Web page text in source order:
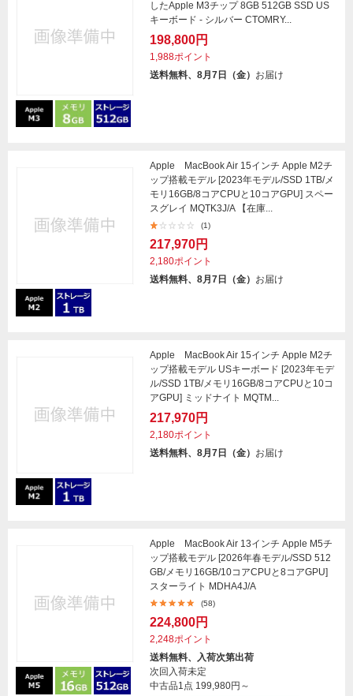
したApple M3チップ 8GB 512GB SSD US
キーボード - シルバー CTOMRY...
198,800円
1,988ポイント
送料無料、8月7日（金） お届け
Apple MacBook Air 15インチ Apple M2チ
ップ搭載モデル [2023年モデル/SSD 1TB/メ
モリ16GB/8コアCPUと10コアGPU] スペー
スグレイ MQTK3J/A 【在庫...
(1)
217,970円
2,180ポイント
送料無料、8月7日（金） お届け
Apple MacBook Air 15インチ Apple M2チ
ップ搭載モデル USキーボード [2023年モデ
ル/SSD 1TB/メモリ16GB/8コアCPUと10コ
アGPU] ミッドナイト MQTM...
217,970円
2,180ポイント
送料無料、8月7日（金） お届け
Apple MacBook Air 13インチ Apple M5チ
ップ搭載モデル [2026年春モデル/SSD 512
GB/メモリ16GB/10コアCPUと8コアGPU]
スターライト MDHA4J/A
(58)
224,800円
2,248ポイント
送料無料、入荷次第出荷
次回入荷未定
中古品1点 199,980円～